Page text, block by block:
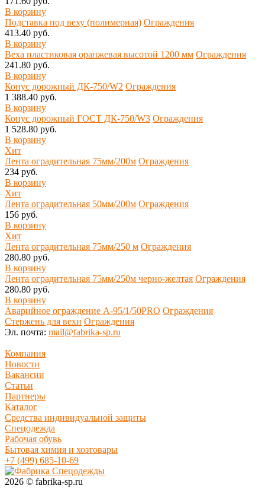
В корзину
Подставка под веху (полимерная) Ограждения
413.40 руб.
В корзину
Веха пластиковая оранжевая высотой 1200 мм Ограждения
241.80 руб.
В корзину
Конус дорожный ДК-750/W2 Ограждения
1 388.40 руб.
В корзину
Конус дорожный ГОСТ ДК-750/W3 Ограждения
1 528.80 руб.
В корзину
Хит
Лента оградительная 75мм/200м Ограждения
234 руб.
В корзину
Хит
Лента оградительная 50мм/200м Ограждения
156 руб.
В корзину
Хит
Лента оградительная 75мм/250 м Ограждения
280.80 руб.
В корзину
Лента оградительная 75мм/250м черно-желтая Ограждения
280.80 руб.
В корзину
Аварийное ограждение А-95/1/50PRO Ограждения
Стержень для вехи Ограждения
Эл. почта: mail@fabrika-sp.ru
Компания
Новости
Вакансии
Статьи
Партнеры
Каталог
Средства индивидуальной защиты
Спецодежда
Рабочая обувь
Бытовая химия и хозтовары
+7 (499) 685-10-69
2026 © fabrika-sp.ru